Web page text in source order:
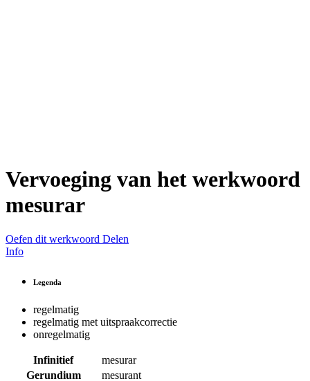
Vervoeging van het werkwoord
mesurar
Oefen dit werkwoord Delen
Info
Legenda
regelmatig
regelmatig met uitspraakcorrectie
onregelmatig
Infinitief
mesurar
Gerundium
mesurant